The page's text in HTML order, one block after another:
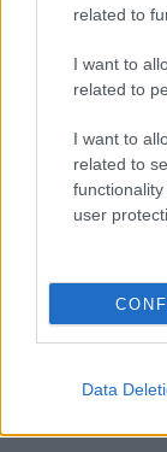
related to
I want to
related to
I want to
related to
user
Data